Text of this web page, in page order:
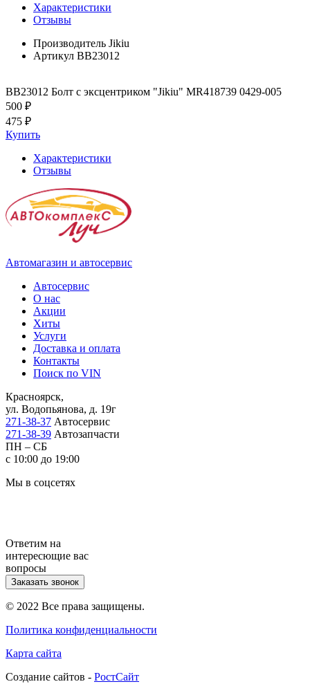
Характеристики
Отзывы
Производитель Jikiu
Артикул BB23012
BB23012 Болт с эксцентриком "Jikiu" MR418739 0429-005
500 ₽
475 ₽
Купить
Характеристики
Отзывы
Автомагазин и автосервис
Автосервис
О нас
Акции
Хиты
Услуги
Доставка и оплата
Контакты
Поиск по VIN
Красноярск,
ул. Водопьянова, д. 19г
271-38-37 Автосервис
271-38-39 Автозапчасти
ПН – СБ
с 10:00 до 19:00
Мы в соцсетях
Ответим на
интересющие вас
вопросы
Заказать звонок
© 2022 Все права защищены.
Политика конфиденциальности
Карта сайта
Cоздание сайтов - РостСайт